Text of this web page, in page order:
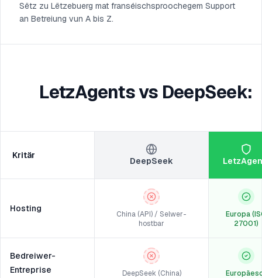
Sëtz zu Lëtzebuerg mat franséischsproochegem Support
an Betreiung vun A bis Z.
LetzAgents vs DeepSeek:
Kritär
DeepSeek
Hosting
China (API) / Selwer-
hostbar
Europa
27001)
Bedreiwer-
Entreprise
DeepSeek (China)